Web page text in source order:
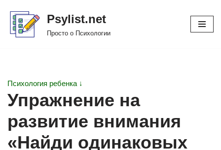
Перейти
Psylist.net
Просто о Психологии
Психология ребенка ↓
Упражнение на
развитие внимания
«Найди одинаковых